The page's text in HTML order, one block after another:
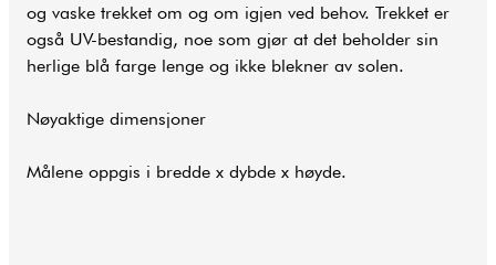
og vaske trekket om og om igjen ved behov. Trekket er
også UV-bestandig, noe som gjør at det beholder sin
herlige blå farge lenge og ikke blekner av solen.
Nøyaktige dimensjoner
Målene oppgis i bredde x dybde x høyde.